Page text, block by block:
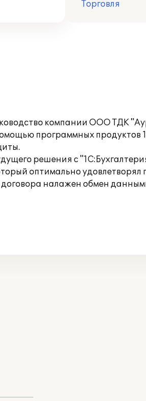
Торговля
компании ООО ТДК
программных продуктов
решения с
оптимально
налажен обмен